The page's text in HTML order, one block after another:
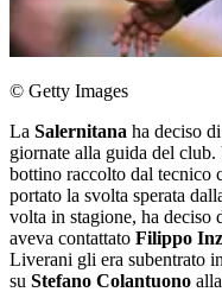
© Getty Images
La Salernitana ha deciso
giornate alla guida del
bottino raccolto dal tecnico
portato la svolta sperata
volta in stagione, ha deciso
aveva contattato Filippo
Liverani gli era subentrato
su Stefano Colantuono